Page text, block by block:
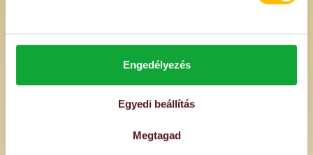
Engedélyezés
Egyedi beállítás
Megtagad
590 Ft/db 980 Ft/db